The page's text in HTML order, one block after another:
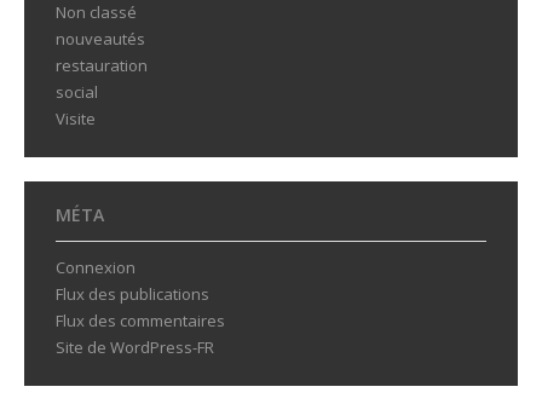
Non classé
nouveautés
restauration
social
Visite
MÉTA
Connexion
Flux des publications
Flux des commentaires
Site de WordPress-FR